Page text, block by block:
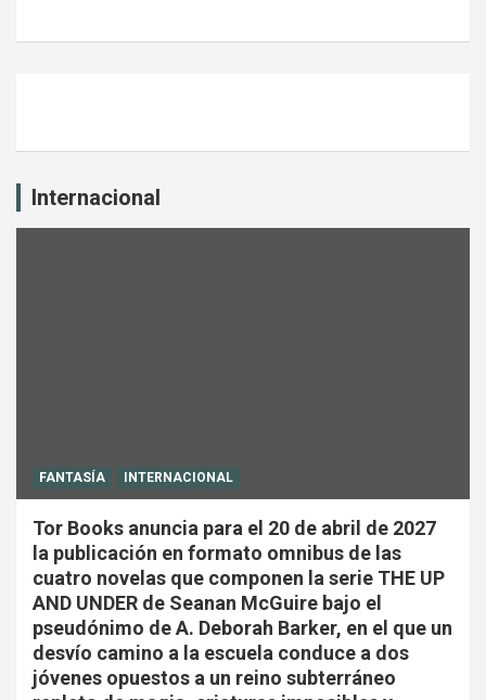
Internacional
FANTASÍA INTERNACIONAL
Tor Books anuncia para el 20 de abril de 2027
la publicación en formato omnibus de las
cuatro novelas que componen la serie THE UP
AND UNDER de Seanan McGuire bajo el
pseudónimo de A. Deborah Barker, en el que un
desvío camino a la escuela conduce a dos
jóvenes opuestos a un reino subterráneo